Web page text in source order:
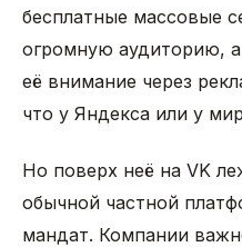
бесплатные массовые
огромную аудиторию,
её внимание через
что у Яндекса или у
Но поверх неё на VK
обычной частной
мандат. Компании